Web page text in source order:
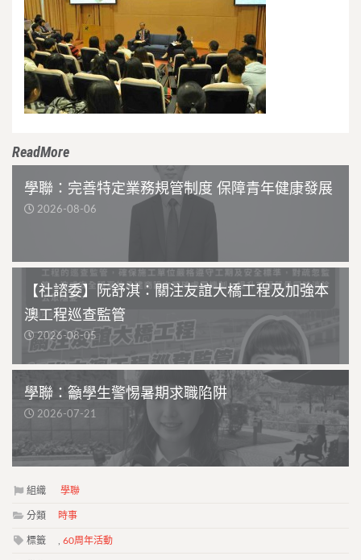
ReadMore
學聯：完善特定業務規管制度 保障青年健康發展
2026-08-06
【社諮委】阮舒淇：關注友誼大橋工程及加強本
澳工程巡查監管
2026-08-05
學聯：籲學生警惕暑期求職陷阱
2026-07-21
組織 學聯
分類 時事
標籤 60周年活動